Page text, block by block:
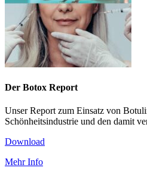
Der Botox Report
Unser Report zum Einsatz von
Schönheitsindustrie und den damit
Download
Mehr Info